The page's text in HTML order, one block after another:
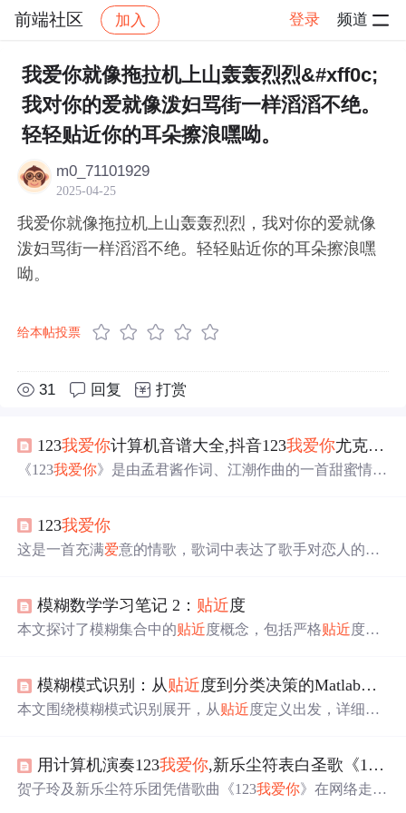
前端社区 加入 登录 频道
社区 前端社区 感慨 帖子详情
我爱你就像拖拉机上山轰轰烈烈&#xff0c;
我对你的爱就像泼妇骂街一样滔滔不绝。
轻轻贴近你的耳朵擦浪嘿呦。
m0_71101929
2025-04-25
我爱你就像拖拉机上山轰轰烈烈，我对你的爱就像
泼妇骂街一样滔滔不绝。轻轻贴近你的耳朵擦浪嘿
呦。
给本帖投票
31 回复 打赏
123我爱你计算机音谱大全,抖音123我爱你尤克里里琴谱 123
《123我爱你》是由孟君酱作词、江潮作曲的一首甜蜜情
123我爱你
这是一首充满爱意的情歌，歌词中表达了歌手对恋人的深
模糊数学学习笔记 2： 贴近度
本文探讨了模糊集合中的贴近度概念，包括严格贴近度的
贴近度的性质也被详细讨论。
模糊模式识别：从贴近度到分类决策的Matlab实践
本文围绕模糊模式识别展开，从贴近度定义出发，详细介
叶质量分级案例展示应用，还给出MATLAB实现代码，验
证理论可行性，在图像、语言处理领域前景广阔。
用计算机演奏123我爱你,新乐尘符表白圣歌《123
贺子玲及新乐尘符乐团凭借歌曲《123我爱你》在网络走